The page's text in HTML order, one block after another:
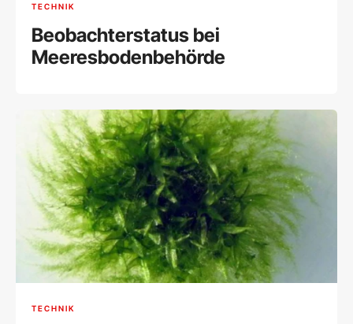
TECHNIK
Beobachterstatus bei
Meeresbodenbehörde
TECHNIK